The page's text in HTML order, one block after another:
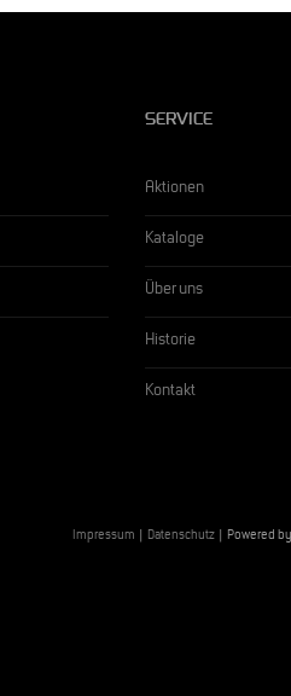
SERVICE
Aktionen
Kataloge
Über uns
Historie
Kontakt
Impressum Datenschutz | Powered by